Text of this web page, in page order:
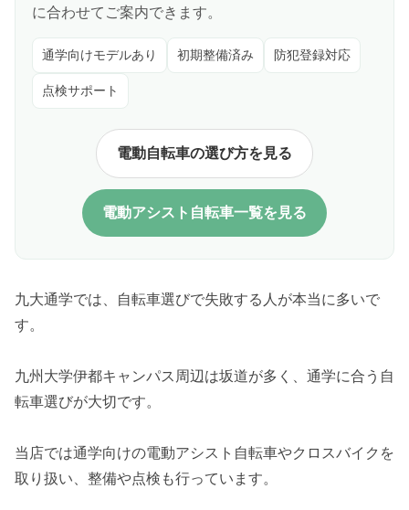
に合わせてご案内できます。
通学向けモデルあり 初期整備済み 防犯登録対応
点検サポート
電動自転車の選び方を見る
電動アシスト自転車一覧を見る
九大通学では、自転車選びで失敗する人が本当に多いで
す。
九州大学伊都キャンパス周辺は坂道が多く、通学に合う自
転車選びが大切です。
当店では通学向けの電動アシスト自転車やクロスバイクを
取り扱い、整備や点検も行っています。